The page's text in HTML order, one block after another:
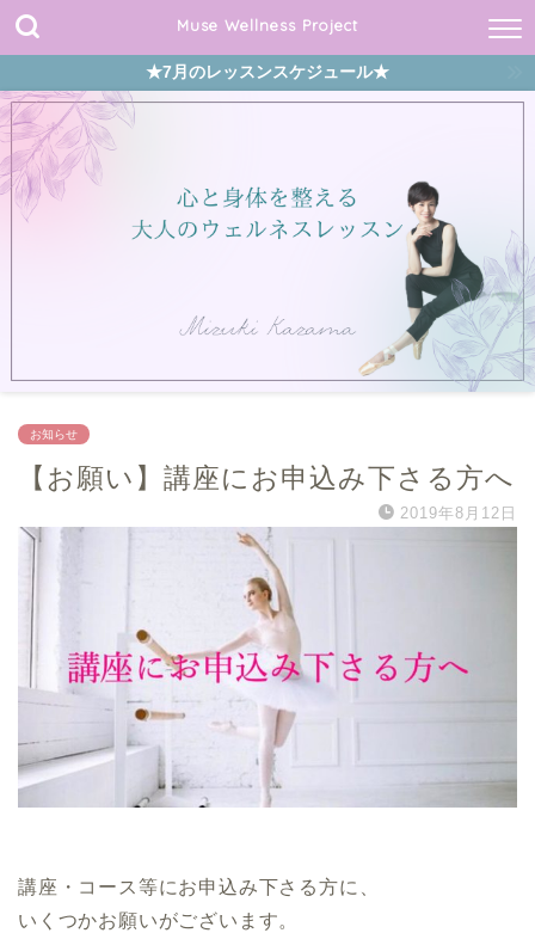
Muse Wellness Project
★7月のレッスンスケジュール★
お知らせ
【お願い】講座にお申込み下さる方へ
2019年8月12日
講座・コース等にお申込み下さる方に、
いくつかお願いがございます。